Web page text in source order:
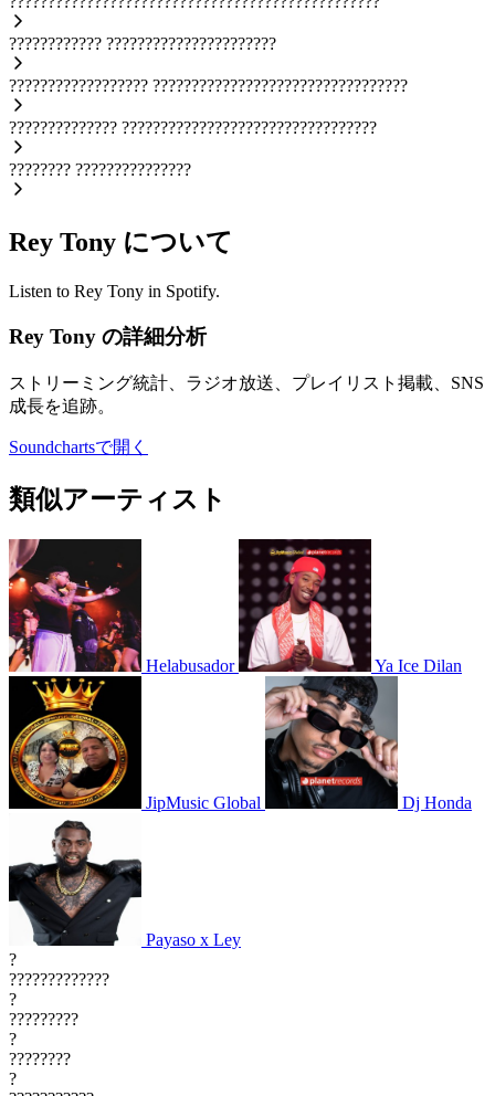
???????????? ??????????????????????
?????????????????? ?????????????????????????????????
?????????????? ?????????????????????????????????
???????? ???????????????
Rey Tony について
Listen to Rey Tony in Spotify.
Rey Tony の詳細分析
ストリーミング統計、ラジオ放送、プレイリスト掲載、SNS
成長を追跡。
Soundchartsで開く
類似アーティスト
Helabusador Ya Ice Dilan
JipMusic Global Dj Honda
Payaso x Ley
?
?????????????
?
?????????
?
????????
?